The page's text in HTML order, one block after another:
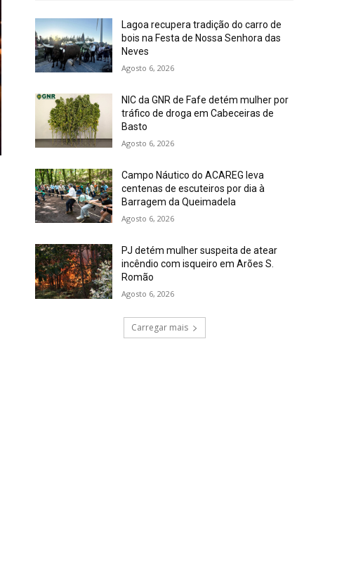
Lagoa recupera tradição do carro de
bois na Festa de Nossa Senhora das
Neves
Agosto 6, 2026
NIC da GNR de Fafe detém mulher por
tráfico de droga em Cabeceiras de
Basto
Agosto 6, 2026
Campo Náutico do ACAREG leva
centenas de escuteiros por dia à
Barragem da Queimadela
Agosto 6, 2026
PJ detém mulher suspeita de atear
incêndio com isqueiro em Arões S.
Romão
Agosto 6, 2026
Carregar mais